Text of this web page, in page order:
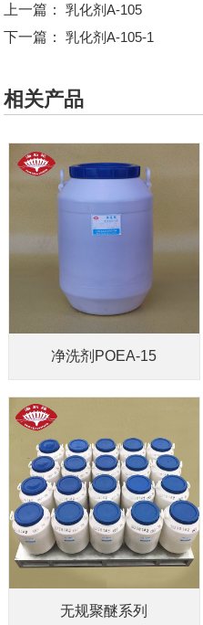
上一篇：
乳化剂A-105
下一篇：
乳化剂A-105-1
相关产品
净洗剂POEA-15
无规聚醚系列